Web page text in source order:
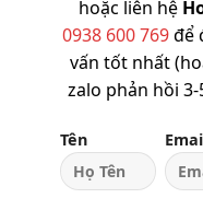
hoặc liên hệ
0938 600 769để
vấn tốt nhất
zalo phản hồi
Tên